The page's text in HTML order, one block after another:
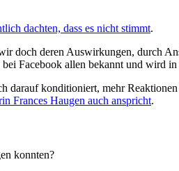
dachten, dass es nicht stimmt.
doch deren Auswirkungen, durch
Facebook allen bekannt und wird
darauf konditioniert, mehr
Frances Haugen auch anspricht.
konnten?